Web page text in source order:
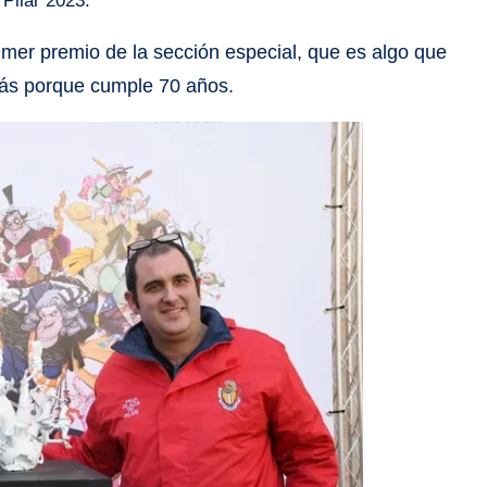
premio de la sección especial, que es algo que
porque cumple 70 años.